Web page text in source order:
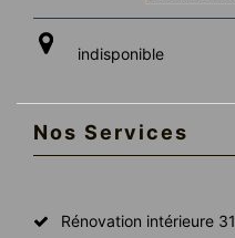
indisponible
Nos Services
Rénovation intérieure 31